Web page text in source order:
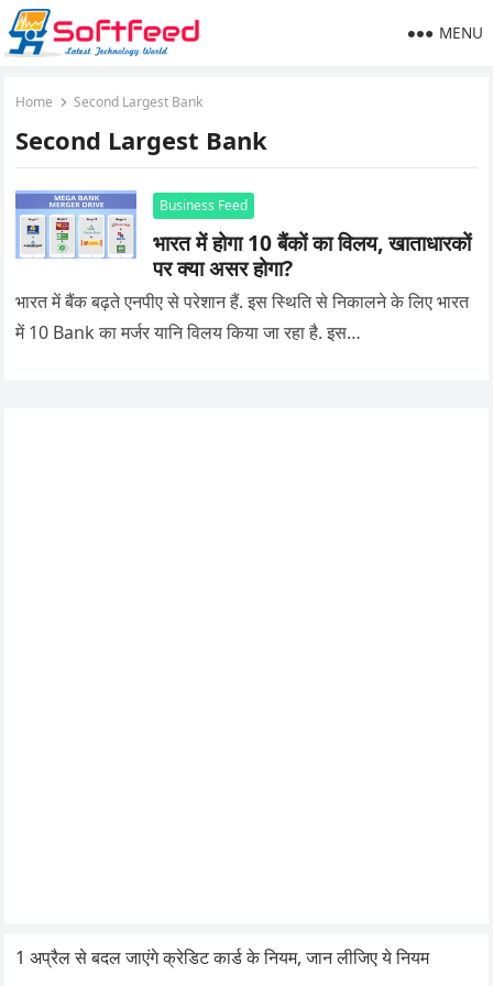
MENU
Home Second Largest Bank
Second Largest Bank
Business Feed
भारत में होगा 10 बैंकों का विलय, खाताधारकों
पर क्या असर होगा?
भारत में बैंक बढ़ते एनपीए से परेशान हैं. इस स्थिति से निकालने के लिए भारत
में 10 Bank का मर्जर यानि विलय किया जा रहा है. इस…
1 अप्रैल से बदल जाएंगे क्रेडिट कार्ड के नियम, जान लीजिए ये नियम